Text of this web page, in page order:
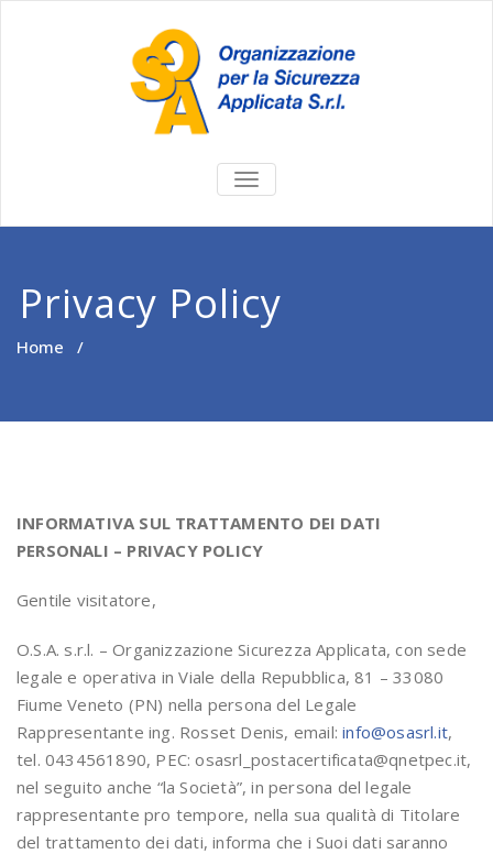
TOGGLE
Privacy Policy
Home /
INFORMATIVA SUL TRATTAMENTO DEI DATI
PERSONALI – PRIVACY POLICY
Gentile visitatore,
O.S.A. s.r.l. – Organizzazione Sicurezza Applicata, con sede
legale e operativa in Viale della Repubblica, 81 – 33080
Fiume Veneto (PN) nella persona del Legale
Rappresentante ing. Rosset Denis, email:info@osasrl.it,
tel. 0434561890, PEC: osasrl_postacertificata@qnetpec.it,
nel seguito anche “la Società”, in persona del legale
rappresentante pro tempore, nella sua qualità di Titolare
del trattamento dei dati, informa che i Suoi dati saranno